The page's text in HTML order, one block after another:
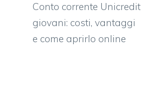
Conto corrente Unicredit
giovani: costi, vantaggi
e come aprirlo online